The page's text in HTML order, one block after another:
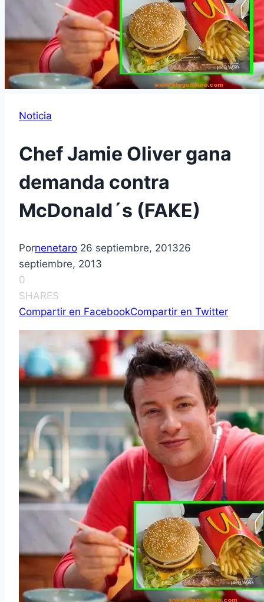
Noticia
Chef Jamie Oliver gana
demanda contra
McDonald´s (FAKE)
Pornenetaro 26 septiembre, 201326
septiembre, 2013
0
SHARES
Compartir en FacebookCompartir en Twitter